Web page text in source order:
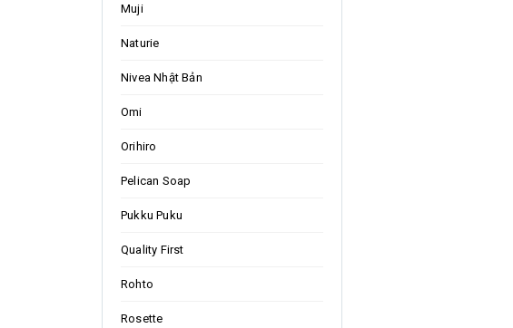
Muji
Naturie
Nivea Nhật Bản
Omi
Orihiro
Pelican Soap
Pukku Puku
Quality First
Rohto
Rosette